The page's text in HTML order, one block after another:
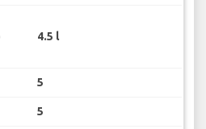
4.5 l
5
5